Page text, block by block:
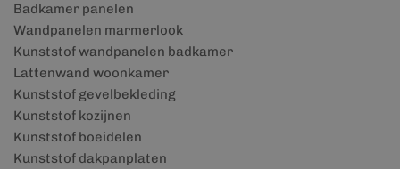
Badkamer panelen
Wandpanelen marmerlook
Kunststof wandpanelen badkamer
Lattenwand woonkamer
Kunststof gevelbekleding
Kunststof kozijnen
Kunststof boeidelen
Kunststof dakpanplaten